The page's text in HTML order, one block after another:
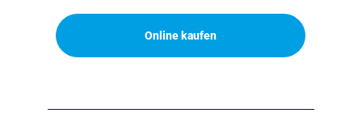
Online kaufen